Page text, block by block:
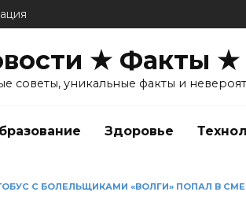
★ Факты ★
советы, уникальные факты и
Здоровье
С БОЛЕЛЬЩИКАМИ «ВОЛГИ» ПОПАЛ В